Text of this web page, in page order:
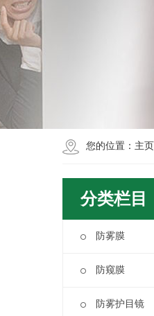
您的位置： 主页
分类栏目
防雾膜
防窥膜
防雾护目镜